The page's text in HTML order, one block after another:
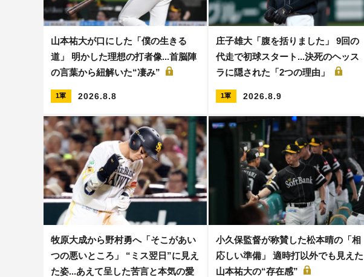
山本祐大が口にした「僕の生きる
道」 明かした理想の打者像...首脳陣
の言葉から紐解いた“凄み”
1軍 2026.8.8
庄子雄大「腹を括りました」 9回の
代走で初球スタート...決死のヘッス
ラに隠された「2つの理由」
1軍 2026.8.9
牧原大成から野村勇へ「そこがあい
つの悪いところ」 “ミス翌日”に見え
た姿...あえて呈した苦言と本気の愛
小久保監督が称賛した松本晴の「相
応しい準備」 適時打以外でも見えた
山本祐大の“存在感”